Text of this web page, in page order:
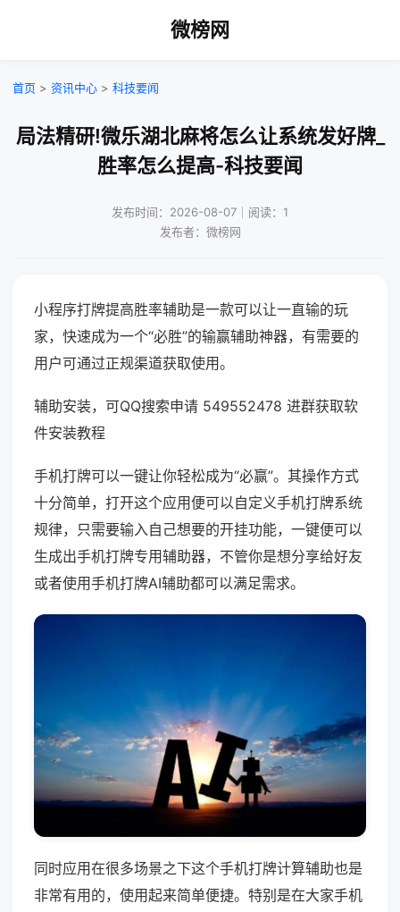
微榜网
首页 > 资讯中心 > 科技要闻
局法精研!微乐湖北麻将怎么让系统发好牌_
胜率怎么提高-科技要闻
发布时间：2026-08-07｜阅读：1
发布者：微榜网
小程序打牌提高胜率辅助是一款可以让一直输的玩
家，快速成为一个“必胜”的输赢辅助神器，有需要的
用户可通过正规渠道获取使用。
辅助安装，可QQ搜索申请 549552478 进群获取软
件安装教程
手机打牌可以一键让你轻松成为“必赢”。其操作方式
十分简单，打开这个应用便可以自定义手机打牌系统
规律，只需要输入自己想要的开挂功能，一键便可以
生成出手机打牌专用辅助器，不管你是想分享给好友
或者使用手机打牌AI辅助都可以满足需求。
同时应用在很多场景之下这个手机打牌计算辅助也是
非常有用的，使用起来简单便捷。特别是在大家手机